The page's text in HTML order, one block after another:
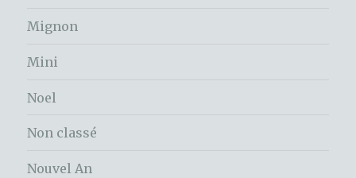
Mignon
Mini
Noel
Non classé
Nouvel An